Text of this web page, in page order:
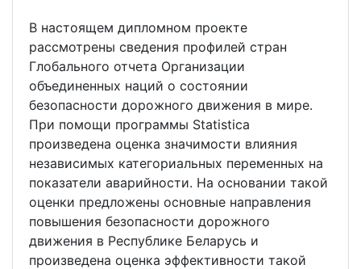
В настоящем дипломном проекте
рассмотрены сведения профилей стран
Глобального отчета Организации
объединенных наций о состоянии
безопасности дорожного движения в мире.
При помощи программы Statistica
произведена оценка значимости влияния
независимых категориальных переменных на
показатели аварийности. На основании такой
оценки предложены основные направления
повышения безопасности дорожного
движения в Республике Беларусь и
произведена оценка эффективности такой